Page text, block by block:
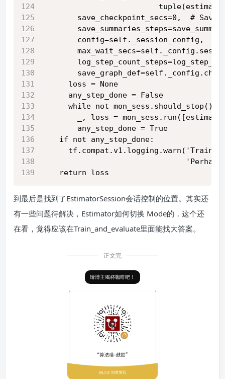
save_checkpoint_secs=0,  #
        config=self._session_config,
      loss = None
      any_step_done = False
      while not mon_sess.should_stop():
_, loss =
        any_step_done = True
    if not any_step_done:
    return loss
到最后是找到了EstimatorSession会话控制的位置。其实还
有一些问题待解决，Estimator如何切换 Mode的，这个还
在看，觉得应该在Train_and_evaluate里面能找大答案。
正文完
请博主喝杯咖啡吧！